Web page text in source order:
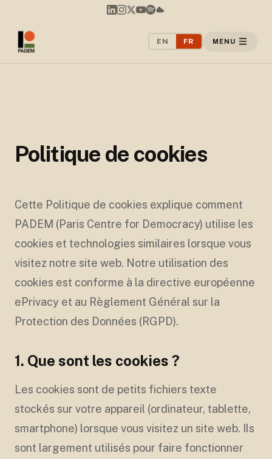
EN FR MENU
Politique de cookies
Cette Politique de cookies explique comment
PADEM (Paris Centre for Democracy) utilise les
cookies et technologies similaires lorsque vous
visitez notre site web. Notre utilisation des
cookies est conforme à la directive européenne
ePrivacy et au Règlement Général sur la
Protection des Données (RGPD).
1. Que sont les cookies ?
Les cookies sont de petits fichiers texte
stockés sur votre appareil (ordinateur, tablette,
smartphone) lorsque vous visitez un site web. Ils
sont largement utilisés pour faire fonctionner